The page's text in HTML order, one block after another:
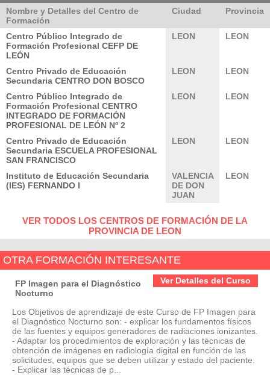
Nombre y Detalles del Centro de
Formación
Ciudad Provincia
Centro Público Integrado de
Formación Profesional CEFP DE
LEÓN
LEON LEON
Centro Privado de Educación
Secundaria CENTRO DON BOSCO
LEON LEON
Centro Público Integrado de
Formación Profesional CENTRO
INTEGRADO DE FORMACIÓN
PROFESIONAL DE LEÓN Nº 2
LEON LEON
Centro Privado de Educación
Secundaria ESCUELA PROFESIONAL
SAN FRANCISCO
LEON LEON
Instituto de Educación Secundaria
(IES) FERNANDO I
VALENCIA
DE DON
JUAN
LEON
VER TODOS LOS CENTROS DE FORMACIÓN DE LA
PROVINCIA DE LEON
OTRA FORMACIÓN INTERESANTE
Ver Detalles del Curso
FP Imagen para el Diagnóstico
Nocturno
Los Objetivos de aprendizaje de este Curso de FP Imagen para
el Diagnóstico Nocturno son: - explicar los fundamentos físicos
de las fuentes y equipos generadores de radiaciones ionizantes.
- Adaptar los procedimientos de exploración y las técnicas de
obtención de imágenes en radiología digital en función de las
solicitudes, equipos que se deben utilizar y estado del paciente.
- Explicar las técnicas de p...